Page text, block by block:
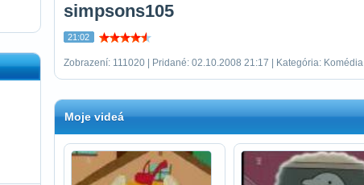
simpsons105
21:02
Zobrazení: 111020 | Pridané: 02.10.2008 21:17 | Kategória: Komédia
Moje videá